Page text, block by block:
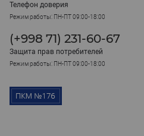
Телефон доверия
Режим работы: ПН-ПТ 09:00-18:00
(+998 71) 231-60-67
Защита прав потребителей
Режим работы: ПН-ПТ 09:00-18:00